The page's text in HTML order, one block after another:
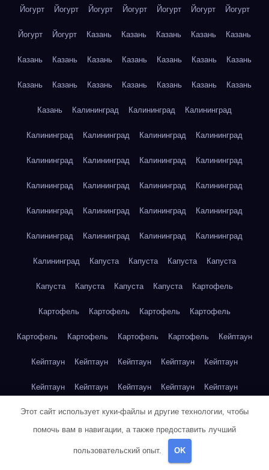
Йогурт Йогурт Йогурт Йогурт Йогурт Йогурт Йогурт
Йогурт Йогурт Казань Казань Казань Казань Казань
Казань Казань Казань Казань Казань Казань Казань
Казань Казань Казань Казань Казань Казань Казань
Казань Калининград Калининград Калининград
Калининград Калининград Калининград Калининград
Калининград Калининград Калининград Калининград
Калининград Калининград Калининград Калининград
Калининград Калининград Калининград Калининград
Калининград Калининград Калининград Калининград
Калининград Капуста Капуста Капуста Капуста
Капуста Капуста Капуста Капуста Картофель
Картофель Картофель Картофель Картофель
Картофель Картофель Картофель Картофель Кейптаун
Кейптаун Кейптаун Кейптаун Кейптаун Кейптаун
Кейптаун Кейптаун Кейптаун Кейптаун Кейптаун
Кейптаун Кейптаун Кейптаун Кейптаун Кейптаун
Кейптаун
Клубника
Этот сайт использует куки-файлы и другие технологии, чтобы
помочь вам в навигации, а также предоставить лучший
пользовательский опыт. OK